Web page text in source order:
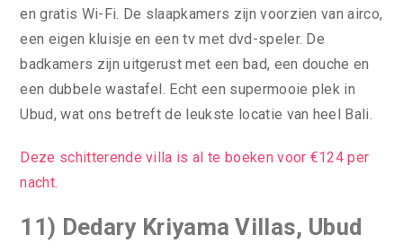
en gratis Wi-Fi. De slaapkamers zijn voorzien van airco,
een eigen kluisje en een tv met dvd-speler. De
badkamers zijn uitgerust met een bad, een douche en
een dubbele wastafel. Echt een supermooie plek in
Ubud, wat ons betreft de leukste locatie van heel Bali.
Deze schitterende villa is al te boeken voor €124 per
nacht.
11) Dedary Kriyama Villas, Ubud